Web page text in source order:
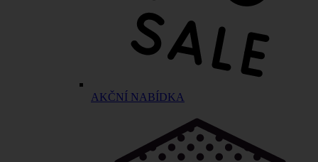
AKČNÍ NABÍDKA